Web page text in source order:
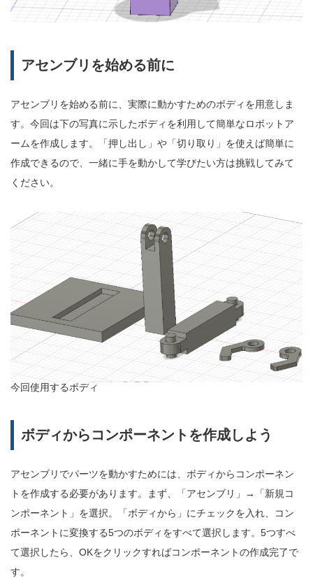
アセンブリを始める前に
アセンブリを始める前に、実際に動かすためのボディを用意しま
す。今回は下の写真に示したボディを利用して簡単なロボットア
ームを作成します。「押し出し」や「切り取り」を使えば簡単に
作成できるので、一緒に手を動かして学びたい方は挑戦してみて
ください。
今回使用するボディ
ボディからコンポーネントを作成しよう
アセンブリでパーツを動かすためには、ボディからコンポーネン
トを作成する必要があります。まず、「アセンブリ」→「新規コ
ンポーネント」を選択。「ボディから」にチェックを入れ、コン
ポーネントに変換する5つのボディをすべて選択します。5つすべ
て選択したら、OKをクリックすればコンポーネントの作成完了で
す。